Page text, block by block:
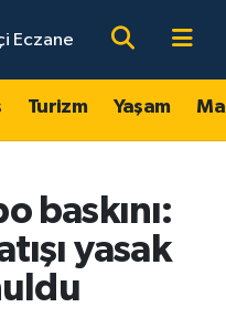
Eczane
Turizm Yaşam
baskını:
yasak
Haritası